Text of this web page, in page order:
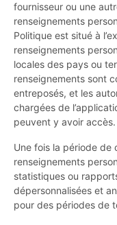
fournisseur ou une
renseignements
Politique est situé à
renseignements
locales des pays ou
renseignements sont
entreposés, et les
chargées de
peuvent y avoir accès.
Une fois la période de
renseignements
statistiques ou
dépersonnalisées et
pour des périodes de